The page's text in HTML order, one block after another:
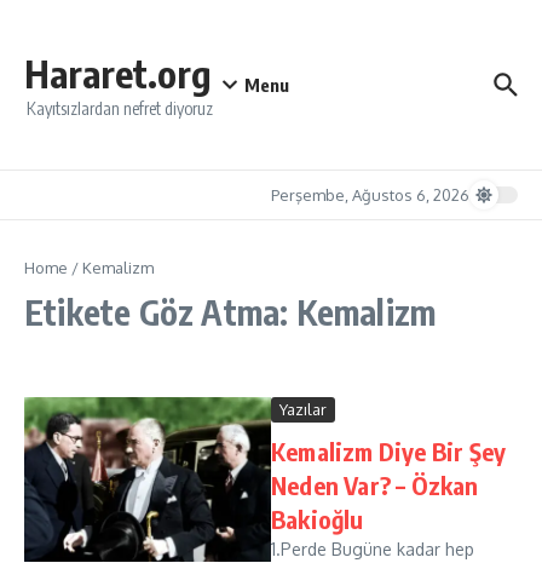
Hararet.org
Kayıtsızlardan nefret diyoruz
Menu
Perşembe, Ağustos 6, 2026
Home / Kemalizm
Etikete Göz Atma: Kemalizm
Yazılar
Kemalizm Diye Bir Şey
Neden Var? – Özkan
Bakioğlu
1.Perde Bugüne kadar hep